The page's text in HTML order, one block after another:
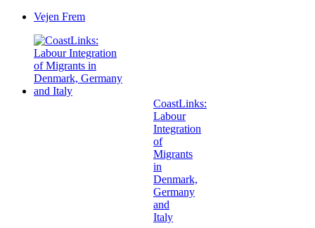
Vejen Frem
CoastLinks:
Labour
Integration
of
Migrants
in
Denmark,
Germany
and
Italy